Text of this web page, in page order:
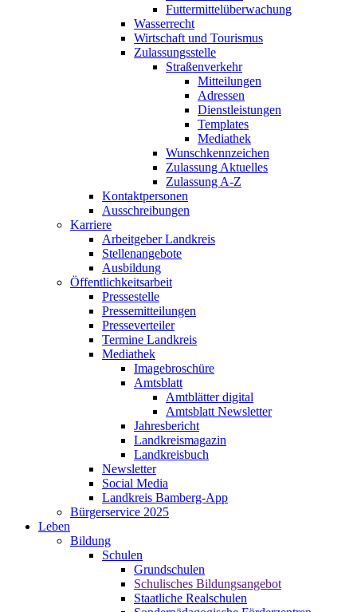
Futtermittelüberwachung
Wasserrecht
Wirtschaft und Tourismus
Zulassungsstelle
Straßenverkehr
Mitteilungen
Adressen
Dienstleistungen
Templates
Mediathek
Wunschkennzeichen
Zulassung Aktuelles
Zulassung A-Z
Kontaktpersonen
Ausschreibungen
Karriere
Arbeitgeber Landkreis
Stellenangebote
Ausbildung
Öffentlichkeitsarbeit
Pressestelle
Pressemitteilungen
Presseverteiler
Termine Landkreis
Mediathek
Imagebroschüre
Amtsblatt
Amtblätter digital
Amtsblatt Newsletter
Jahresbericht
Landkreismagazin
Landkreisbuch
Newsletter
Social Media
Landkreis Bamberg-App
Bürgerservice 2025
Leben
Bildung
Schulen
Grundschulen
Schulisches Bildungsangebot
Staatliche Realschulen